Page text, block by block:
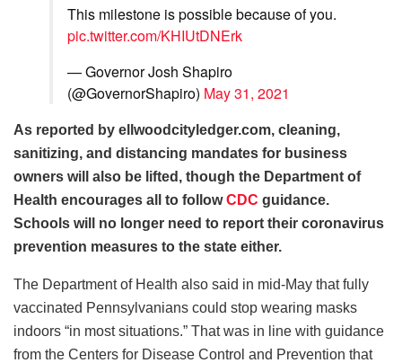
This milestone is possible because of you.
pic.twitter.com/KHIUtDNErk
— Governor Josh Shapiro
(@GovernorShapiro) May 31, 2021
As reported by ellwoodcityledger.com, cleaning,
sanitizing, and distancing mandates for business
owners will also be lifted, though the Department of
Health encourages all to followCDC guidance.
Schools will no longer need to report their coronavirus
prevention measures to the state either.
The Department of Health also said in mid-May that fully
vaccinated Pennsylvanians could stop wearing masks
indoors “in most situations.” That was in line with guidance
from the Centers for Disease Control and Prevention that